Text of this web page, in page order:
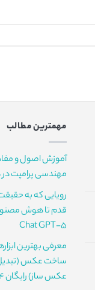
مهمترین مطالب
آموزش اصول و
مهندسی پرامپت در
رویایی که به
Chat GPT-5
معرفی بهترین
ساخت عکس
عکس ساز) رایگان 2024